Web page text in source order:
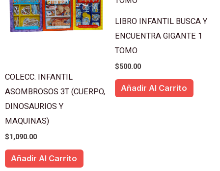
COLECC. INFANTIL
ASOMBROSOS 3T (CUERPO,
DINOSAURIOS Y
MAQUINAS)
$1,090.00
Añadir Al Carrito
LIBRO INFANTIL BUSCA Y
ENCUENTRA GIGANTE 1
TOMO
$500.00
Añadir Al Carrito